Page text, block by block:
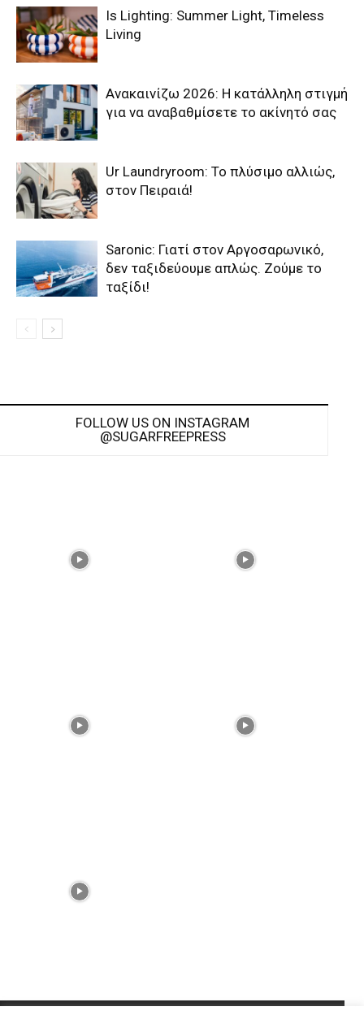
Is Lighting: Summer Light, Timeless
Living
Ανακαινίζω 2026: Η κατάλληλη στιγμή
για να αναβαθμίσετε το ακίνητό σας
Ur Laundryroom: Το πλύσιμο αλλιώς,
στον Πειραιά!
Saronic: Γιατί στον Αργοσαρωνικό,
δεν ταξιδεύουμε απλώς. Ζούμε το
ταξίδι!
FOLLOW US ON INSTAGRAM
@SUGARFREEPRESS